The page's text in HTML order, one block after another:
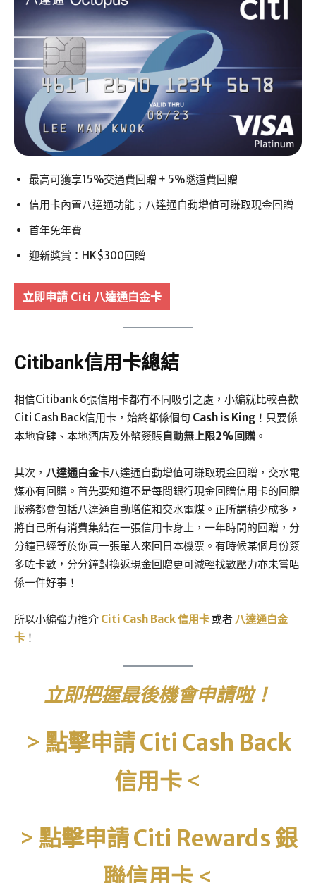
最高可獲享15%交通費回贈 + 5%隧道費回贈
信用卡內置八達通功能；八達通自動增值可賺取現金回贈
首年免年費
迎新獎賞：HK$300回贈
立即申請 Citi 八達通白金卡
Citibank信用卡總結
相信Citibank 6張信用卡都有不同吸引之處，小編就比較喜歡
Citi Cash Back信用卡，始終都係個句 Cash is King ！只要係
本地食肆、本地酒店及外幣簽賬自動無上限2%回贈 。
其次， 八達通白金卡八達通自動增值可賺取現金回贈，交水電
煤亦有回贈。首先要知道不是每間銀行現金回贈信用卡的回贈
服務都會包括八達通自動增值和交水電煤。正所謂積少成多，
將自己所有消費集結在一張信用卡身上，一年時間的回贈，分
分鐘已經等於你買一張單人來回日本機票。有時候某個月份簽
多咗卡數，分分鐘對換返現金回贈更可減輕找數壓力亦未嘗唔
係一件好事！
所以小編強力推介 Citi Cash Back 信用卡 或者 八達通白金
卡 ！
立即把握最後機會申請啦！
> 點擊申請 Citi Cash Back
信用卡 <
> 點擊申請 Citi Rewards 銀